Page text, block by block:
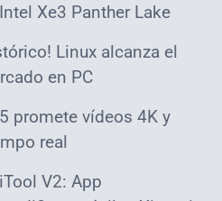
Xe3 Panther Lake
Linux alcanza el
en PC
promete vídeos 4K y
real
V2: App